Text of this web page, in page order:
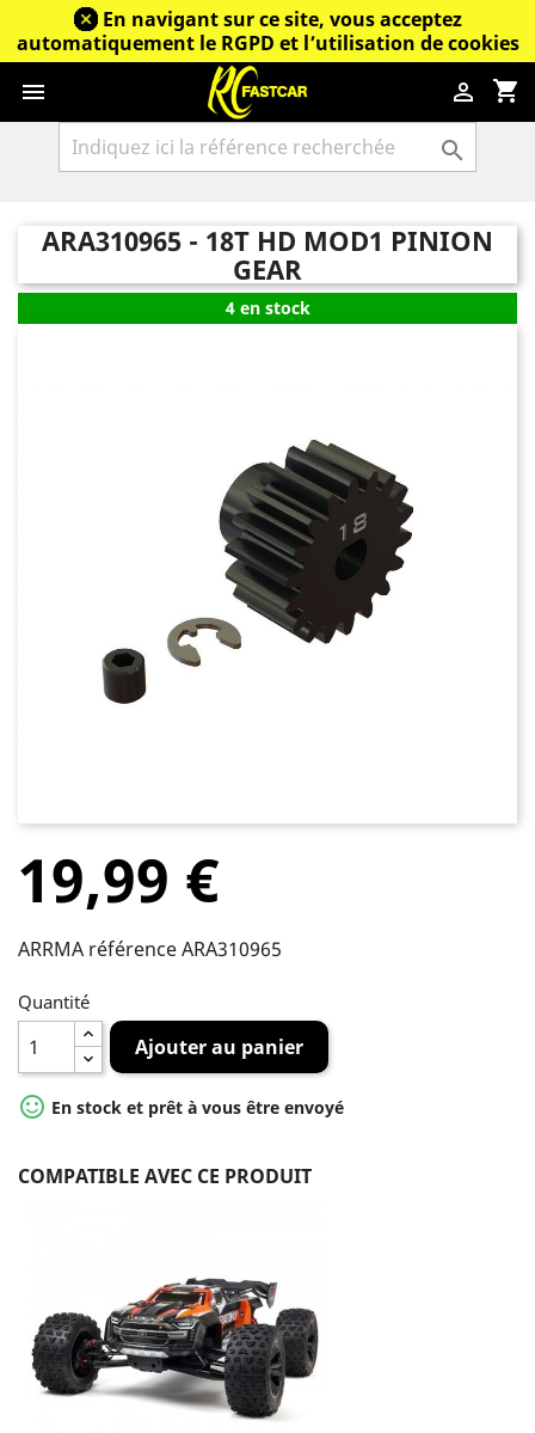
En navigant sur ce site, vous acceptez
automatiquement le RGPD et l’utilisation de cookies
 shopping_cart


ARA310965 - 18T HD MOD1 PINION
GEAR
4 en stock
19,99 €
ARRMA référence ARA310965
Quantité
Ajouter au panier
 En stock et prêt à vous être envoyé
COMPATIBLE AVEC CE PRODUIT